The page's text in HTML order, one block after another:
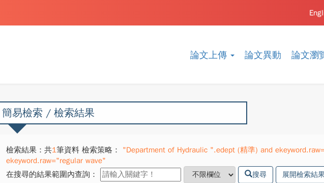
論文上傳 論文異動 論文瀏
簡易檢索 / 檢索結果
檢索結果：共1筆資料 檢索策略：
"Department of Hydraulic ".edept (精準) and
ekeyword.raw="regular wave"
在搜尋的結果範圍內查詢：
搜尋 展開檢索結